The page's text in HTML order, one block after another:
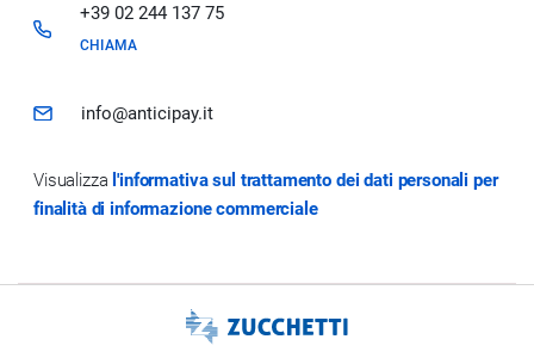
+39 02 244 137 75
CHIAMA
info@anticipay.it
Visualizza l'informativa sul trattamento dei dati personali per
finalità di informazione commerciale